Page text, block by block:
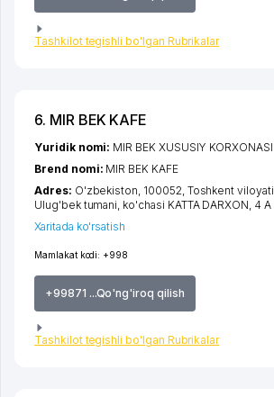
Tashkilot tegishli bo'lgan Rubrikalar
6. MIR BEK KAFE
Mamlakat kodi: +998
+99871 ...Qo'ng'iroq qilish
Tashkilot tegishli bo'lgan Rubrikalar
Yuridik nomi: MIR BEK XUSUSIY KORXONASI
Brend nomi: MIR BEK KAFE
Adres: O'zbekiston, 100052, Toshkent viloyati
Ulug'bek tumani, ko'chasi KATTA DARXON, 4 А
Xaritada ko'rsatish